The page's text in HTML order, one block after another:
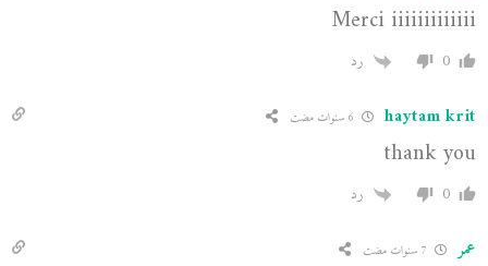
Merci iiiiiiiiiiiii
0 رد
haytam krit
thank you
0 رد
عمر